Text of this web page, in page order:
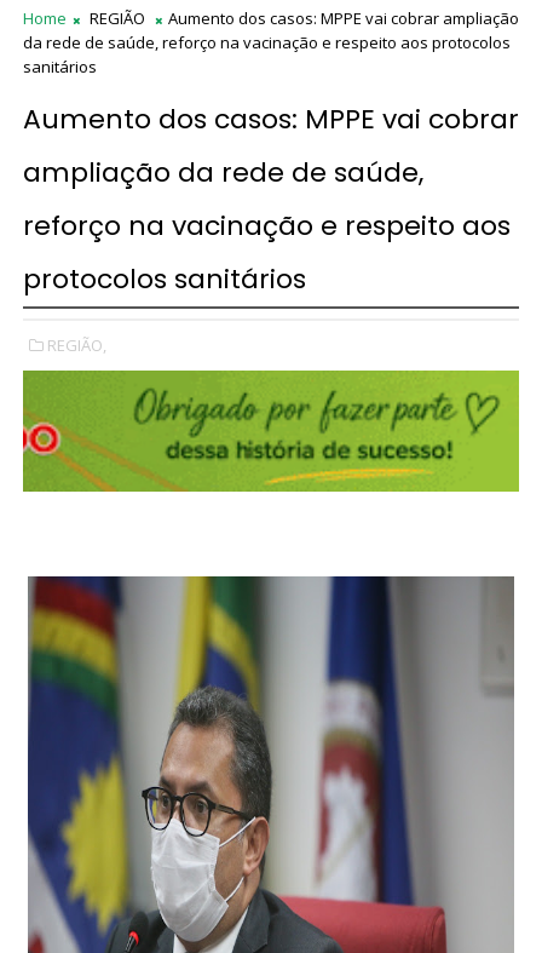
Home REGIÃO
Aumento dos casos: MPPE vai cobrar ampliação
da rede de saúde, reforço na vacinação e respeito aos protocolos
sanitários
Aumento dos casos: MPPE vai cobrar
ampliação da rede de saúde,
reforço na vacinação e respeito aos
protocolos sanitários
REGIÃO,